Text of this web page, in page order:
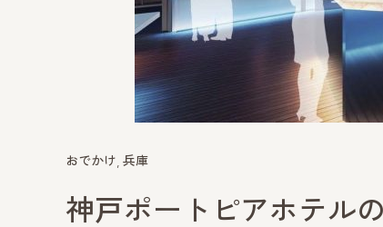
おでかけ 兵庫
神戸ポートピアホテル